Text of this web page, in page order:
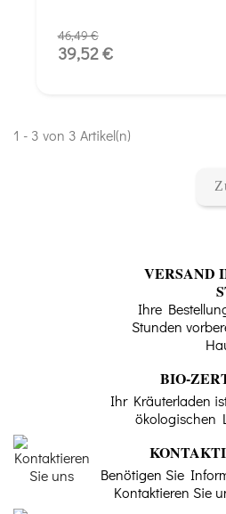
46,49 €
39,52 €
1 - 3 von 3 Artikel(n)
VERSAND
Ihre
Stunden
BIO-
Ihr Kräuterladen
ökologischen
Benötigen Sie
Kontaktieren Sie